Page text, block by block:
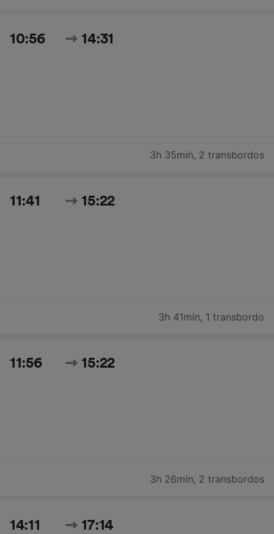
10:56 14:31
3h 35min, 2 transbordos
11:41 15:22
3h 41min, 1 transbordo
11:56 15:22
3h 26min, 2 transbordos
14:11 17:14